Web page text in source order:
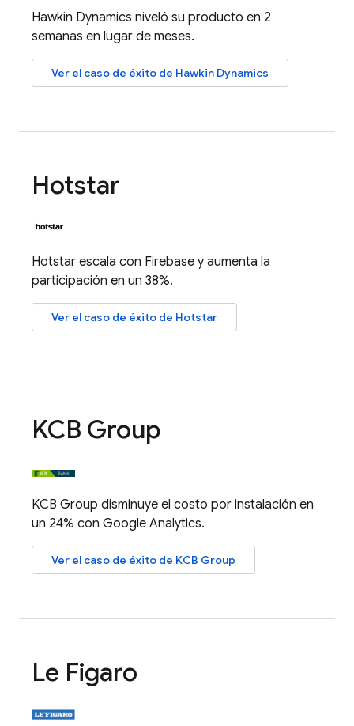
Hawkin Dynamics niveló su producto en 2
semanas en lugar de meses.
Ver el caso de éxito de Hawkin Dynamics
Hotstar
Hotstar escala con Firebase y aumenta la
participación en un 38%.
Ver el caso de éxito de Hotstar
KCB Group
KCB Group disminuye el costo por instalación en
un 24% con Google Analytics.
Ver el caso de éxito de KCB Group
Le Figaro